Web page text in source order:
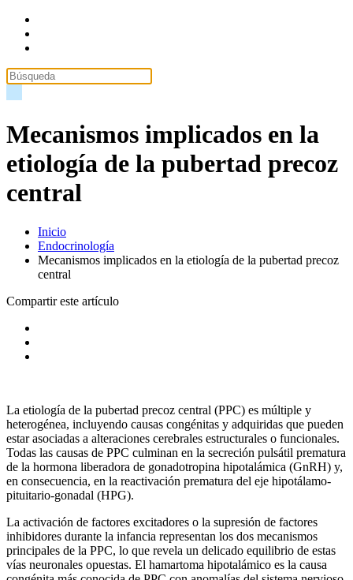
Mecanismos implicados en la
etiología de la pubertad precoz
central
Inicio
Endocrinología
Mecanismos implicados en la etiología de la pubertad precoz
central
Compartir este artículo
La etiología de la pubertad precoz central (PPC) es múltiple y
heterogénea, incluyendo causas congénitas y adquiridas que pueden
estar asociadas a alteraciones cerebrales estructurales o funcionales.
Todas las causas de PPC culminan en la secreción pulsátil prematura
de la hormona liberadora de gonadotropina hipotalámica (GnRH) y,
en consecuencia, en la reactivación prematura del eje hipotálamo-
pituitario-gonadal (HPG).
La activación de factores excitadores o la supresión de factores
inhibidores durante la infancia representan los dos mecanismos
principales de la PPC, lo que revela un delicado equilibrio de estas
vías neuronales opuestas. El hamartoma hipotalámico es la causa